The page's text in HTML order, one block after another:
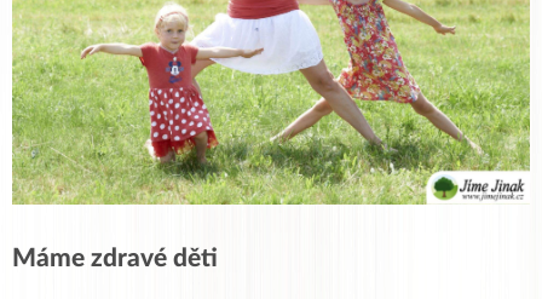
Máme zdravé děti